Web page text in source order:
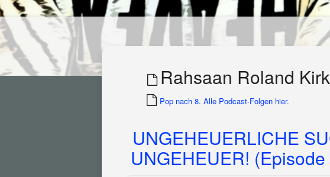
Rahsaan Roland Kirk
Pop nach 8. Alle Podcast-Folgen hier.
UNGEHEUERLICHE
UNGEHEUER!